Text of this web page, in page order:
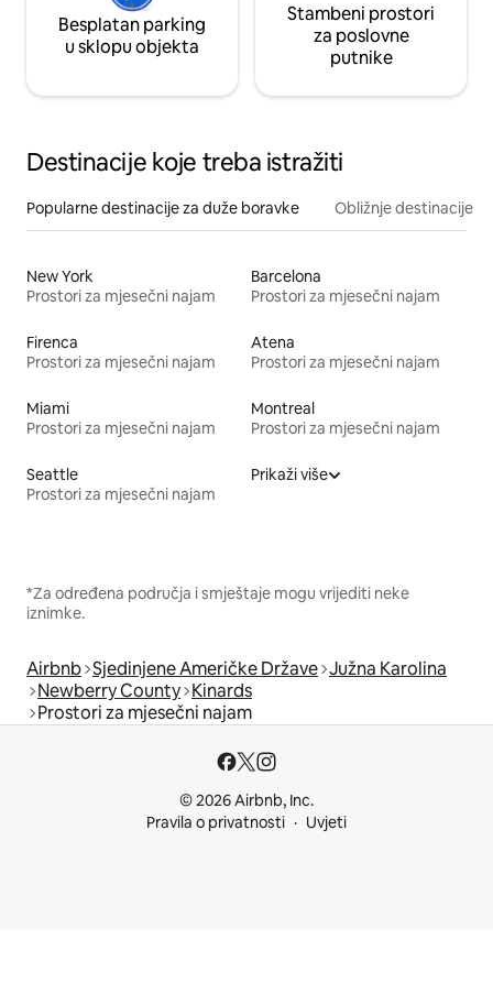
Besplatan parking
u sklopu objekta
Stambeni prostori
za poslovne
putnike
Destinacije koje treba istražiti
Popularne destinacije za duže boravke Obližnje destinacije
New York
Prostori za mjesečni najam
Barcelona
Prostori za mjesečni najam
Firenca
Prostori za mjesečni najam
Atena
Prostori za mjesečni najam
Miami
Prostori za mjesečni najam
Montreal
Prostori za mjesečni najam
Seattle
Prostori za mjesečni najam
Prikaži više
*Za određena područja i smještaje mogu vrijediti neke
iznimke.
Airbnb Sjedinjene Američke Države Južna Karolina
Newberry County Kinards
Prostori za mjesečni najam
© 2026 Airbnb, Inc.
Pravila o privatnosti
Uvjeti